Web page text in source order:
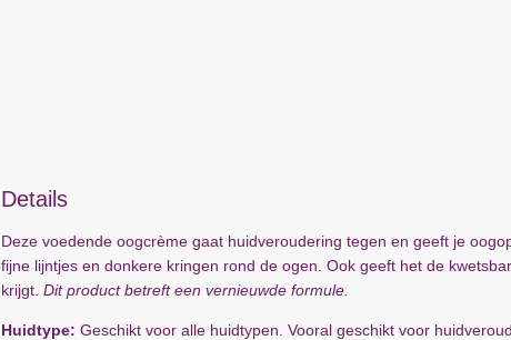
Details
Deze voedende oogcrème gaat huidveroudering tegen en geeft je
fijne lijntjes en donkere kringen rond de ogen. Ook geeft het de
krijgt. Dit product betreft een vernieuwde formule.
Huidtype: Geschikt voor alle huidtypen. Vooral geschikt voor